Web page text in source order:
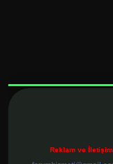
Reklam ve